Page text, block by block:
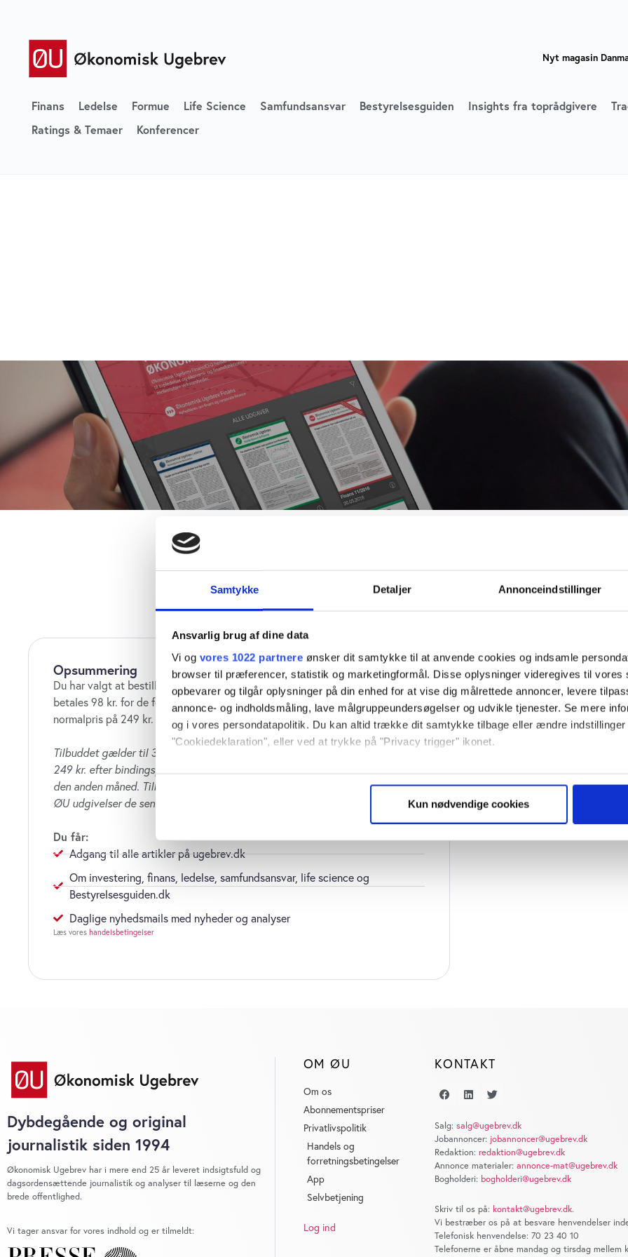
Samtykke Detaljer Annonceindstillinger
Ansvarlig brug af dine data
Vi og vores 1022 partnere ønsker dit samtykke til at anvende cookies og indsamle
browser til præferencer, statistik og marketingformål. Disse oplysninger videregives til vores
opbevarer og tilgår oplysninger på din enhed for at vise dig målrettede annoncer, levere
annonce- og indholdsmåling, lave målgruppeundersøgelser og udvikle tjenester. Se mere
og i vores persondatapolitik. Du kan altid trække dit samtykke tilbage eller ændre
"Cookiedeklaration", eller ved at trykke på "Privacy trigger" ikonet.
Hvis du tillader det, vil vi også gerne:
Identificere din enhed baseret på en scanning af dens unikke karakteristika
Vi bruger cookies til at tilpasse vores indhold og annoncer, til at vise dig funktioner til sociale
vores trafik. Vi deler også oplysninger om din brug af vores website med vores partnere
dem, eller som de har indsamlet fra din brug af deres tjenester. Du samtykker til vores
Kun nødvendige cookies
Nyt magasin
Finans Ledelse Formue Life Science Samfundsansvar Bestyrelsesguiden Insights fra toprådgivere
Ratings & Temaer
Konferencer
Bestil ØU Web
Opsummering
Du har valgt at bestille ØU Web i 2 måneder til 2 x 49 kr. Ved tilmelding
betales 98 kr. for de første to måneder. Abonnementet fortsætter herefter til
normalpris på 249 kr. pr. måned.
Tilbuddet gælder til 31. juni 2026. Abonnement fortsætter til normalpris på
249 kr. efter bindingsperiode på to måneder.
den anden måned. Tilbud gælder kun, hvis du ikke har haft abonnement på
ØU udgivelser de seneste tre månede
Du får:
Adgang til alle artikler på ugebrev.dk
Om investering, finans, ledelse, samfundsansvar, life science og
Bestyrelsesguiden.dk
Daglige nyhedsmails med nyheder og analyser
Læs vores handelsbetingelser
Dybdegående og original
journalistik siden 1994
Økonomisk Ugebrev har i mere end 25 år leveret indsigtsfuld og
dagsordensættende journalistik og analyser til læserne og den
brede offentlighed.
Vi tager ansvar for vores indhold og er tilmeldt:
OM ØU
Om os
Abonnementspriser
Privatlivspolitik
Handels og
forretningsbetingelser
App
Selvbetjening
Log ind
KONTAKT
Salg: salg@ugebrev.dk
Jobannoncer: jobannoncer@ugebrev.dk
Redaktion: redaktion@ugebrev.dk
Annonce materialer: annonce-mat@ugebrev.dk
Bogholderi: bogholderi@ugebrev.dk
Skriv til os på: kontakt@ugebrev.dk.
Vi bestræber os på at besvare henvendelser
Telefonisk henvendelse: 70 23 40 10
Telefonerne er åbne mandag og tirsdag mellem